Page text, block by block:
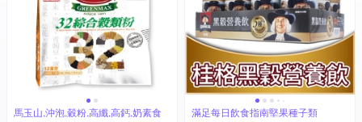
馬玉山,沖泡,穀粉,高纖,高鈣,奶素食 滿足每日飲食指南堅果種子類